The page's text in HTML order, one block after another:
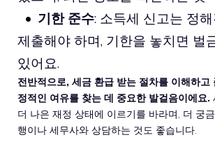
기한 준수: 소득세 신고는 정
제출해야 하며, 기한을 놓치면 벌
있어요.
전반적으로, 세금 환급 받는 절차를 이해하고
정적인 여유를 찾는 데 중요한 발걸음이에요.
더 나은 재정 상태에 이르기를 바라며, 더 궁
행이나 세무사와 상담하는 것도 좋습니다.